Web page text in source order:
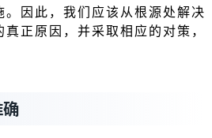
因此，我们应该从根源处解决
正原因，并采取相应的对策，